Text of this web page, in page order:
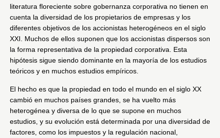
literatura floreciente sobre gobernanza corporativa no tienen en
cuenta la diversidad de los propietarios de empresas y los
diferentes objetivos de los accionistas heterogéneos en el siglo
XXI. Muchos de ellos suponen que los accionistas dispersos son
la forma representativa de la propiedad corporativa. Esta
hipótesis sigue siendo dominante en la mayoría de los estudios
teóricos y en muchos estudios empíricos.
El hecho es que la propiedad en todo el mundo en el siglo XX
cambió en muchos países grandes, se ha vuelto más
heterogénea y diversa de lo que se supone en muchos
estudios, y su evolución está determinada por una diversidad de
factores, como los impuestos y la regulación nacional,